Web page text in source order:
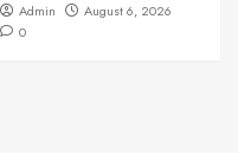
Admin
August 6, 2026
0